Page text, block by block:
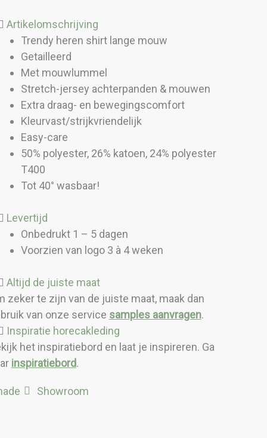
Artikelomschrijving
Trendy heren shirt lange mouw
Getailleerd
Met mouwlummel
Stretch-jersey achterpanden & mouwen
Extra draag- en bewegingscomfort
Kleurvast/strijkvriendelijk
Easy-care
50% polyester, 26% katoen, 24% polyester
T400
Tot 40° wasbaar!
Levertijd
Onbedrukt 1 – 5 dagen
Voorzien van logo 3 à 4 weken
Altijd de juiste maat
zeker te zijn van de juiste maat, maak dan
van onze service samples aanvragen.
Inspiratie horecakleding
het inspiratiebord en laat je inspireren. Ga
inspiratiebord.
Showroom